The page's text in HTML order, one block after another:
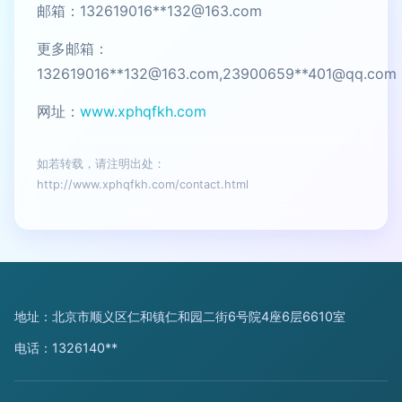
邮箱：132619016**132@163.com
更多邮箱：
132619016**132@163.com,23900659**401@qq.com
网址： www.xphqfkh.com
如若转载，请注明出处：
http://www.xphqfkh.com/contact.html
地址：北京市顺义区仁和镇仁和园二街6号院4座6层6610室
电话：1326140**